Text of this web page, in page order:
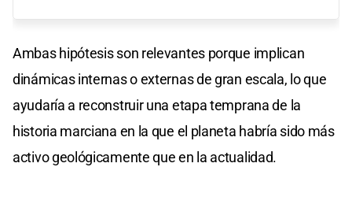
Ambas hipótesis son relevantes porque implican
dinámicas internas o externas de gran escala, lo que
ayudaría a reconstruir una etapa temprana de la
historia marciana en la que el planeta habría sido más
activo geológicamente que en la actualidad.